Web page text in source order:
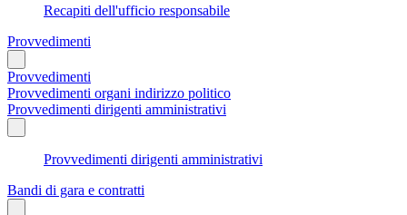
Recapiti dell'ufficio responsabile
Provvedimenti
Provvedimenti
Provvedimenti organi indirizzo politico
Provvedimenti dirigenti amministrativi
Provvedimenti dirigenti amministrativi
Bandi di gara e contratti